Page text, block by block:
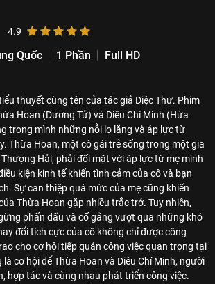
4.9
Quốc 1 Phần
Full HD
thuyết cùng tên của tác giả Diệc Thư. Phim
Hoan (Dương Tử) và Diêu Chí Minh (Hứa
trong mình những nỗi lo lắng và áp lực từ
Thừa Hoan, một cô gái trẻ sống trong một gia
Hải, phải đối mặt với áp lực từ mẹ mình
kiện kinh tế khiến tình cảm của cô và bạn
Sự can thiệp quá mức của mẹ cũng khiến
Thừa Hoan gặp nhiều trắc trở. Tuy nhiên,
phấn đấu và cố gắng vượt qua những khó
đổi tích cực của cô không chỉ được công
cho cơ hội tiếp quản công việc quan trọng tại
cơ hội để Thừa Hoan và Diêu Chí Minh, người
hợp tác và cùng nhau phát triển công việc.